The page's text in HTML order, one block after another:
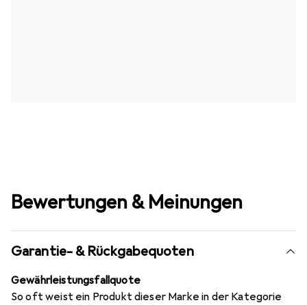
Bewertungen & Meinungen
Garantie- & Rückgabequoten
Gewährleistungsfallquote
So oft weist ein Produkt dieser Marke in der Kategorie